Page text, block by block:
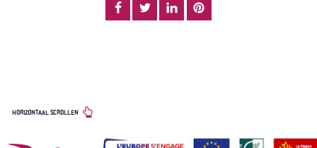
HORIZONTAAL SCROLLEN